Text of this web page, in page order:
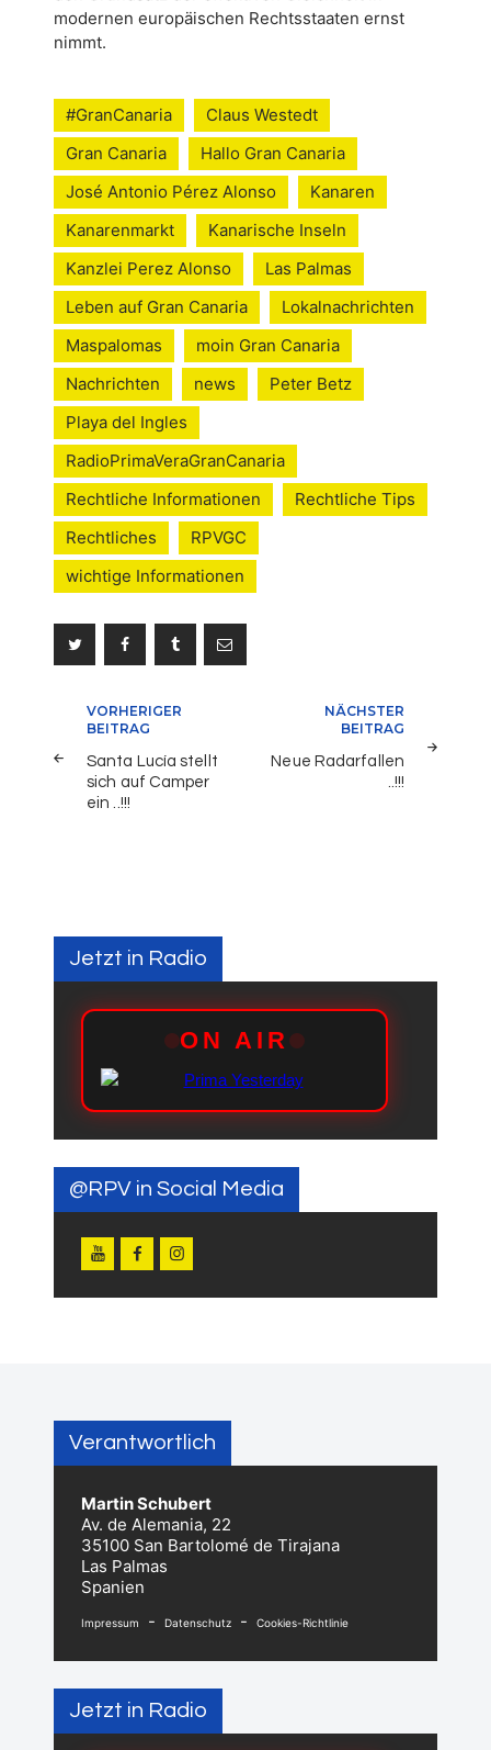
modernen europäischen Rechtsstaaten ernst
nimmt.
#GranCanaria
Claus Westedt
Gran Canaria
Hallo Gran Canaria
José Antonio Pérez Alonso
Kanaren
Kanarenmarkt
Kanarische Inseln
Kanzlei Perez Alonso
Las Palmas
Leben auf Gran Canaria
Lokalnachrichten
Maspalomas
moin Gran Canaria
Nachrichten
news
Peter Betz
Playa del Ingles
RadioPrimaVeraGranCanaria
Rechtliche Informationen
Rechtliche Tips
Rechtliches
RPVGC
wichtige Informationen
Beitragsnavigation
VORHERIGER
BEITRAG
Santa Lucía stellt
sich auf Camper
ein ..!!!
NÄCHSTER
BEITRAG
Neue Radarfallen
..!!!
Jetzt in Radio
@RPV in Social Media
Verantwortlich
Martin Schubert
Av. de Alemania, 22
35100 San Bartolomé de Tirajana
Las Palmas
Spanien
Impressum - Datenschutz - Cookies-Richtlinie
Jetzt in Radio